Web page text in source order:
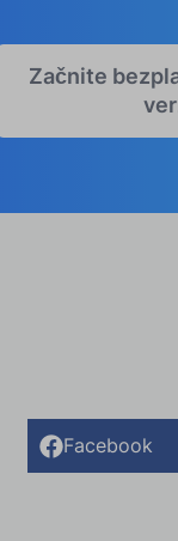
Začnite
Facebook